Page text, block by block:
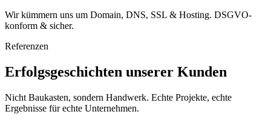
Wir kümmern uns um Domain, DNS, SSL & Hosting. DSGVO-
konform & sicher.
Referenzen
Erfolgsgeschichten unserer Kunden
Nicht Baukasten, sondern Handwerk. Echte Projekte, echte
Ergebnisse für echte Unternehmen.